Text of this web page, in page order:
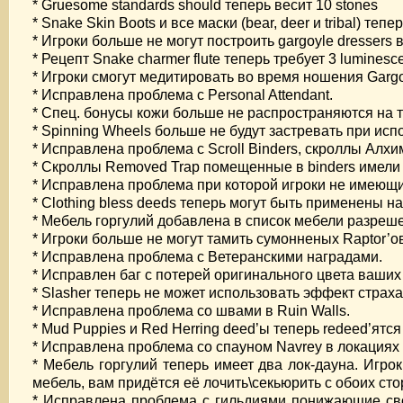
* Gruesome standards should теперь весит 10 stones
* Snake Skin Boots и все маски (bear, deer и tribal)
* Игроки больше не могут построить gargoyle dressers
* Рецепт Snake charmer flute теперь требует 3
* Игроки смогут медитировать во время ношения
* Исправлена проблема с Personal Attendant.
* Спец. бонусы кожи больше не распространяются на
* Spinning Wheels больше не будут застревать при
* Исправлена проблема с Scroll Binders, скроллы
* Скроллы Removed Trap помещенные в binders имели
* Исправлена проблема при которой игроки не
* Clothing bless deeds теперь могут быть применены
* Мебель горгулий добавлена в список мебели
* Игроки больше не могут тамить сумонненых
* Исправлена проблема с Ветеранскими наградами.
* Исправлен баг с потерей оригинального цвета
* Slasher теперь не может использовать эффект страха
* Исправлена проблема со швами в Ruin Walls.
* Mud Puppies и Red Herring deed’ы теперь redeed’ятся
* Исправлена проблема со спауном Navrey в локациях
* Мебель горгулий теперь имеет два лок-дауна.
мебель, вам придётся её лочить\секьюрить с обоих